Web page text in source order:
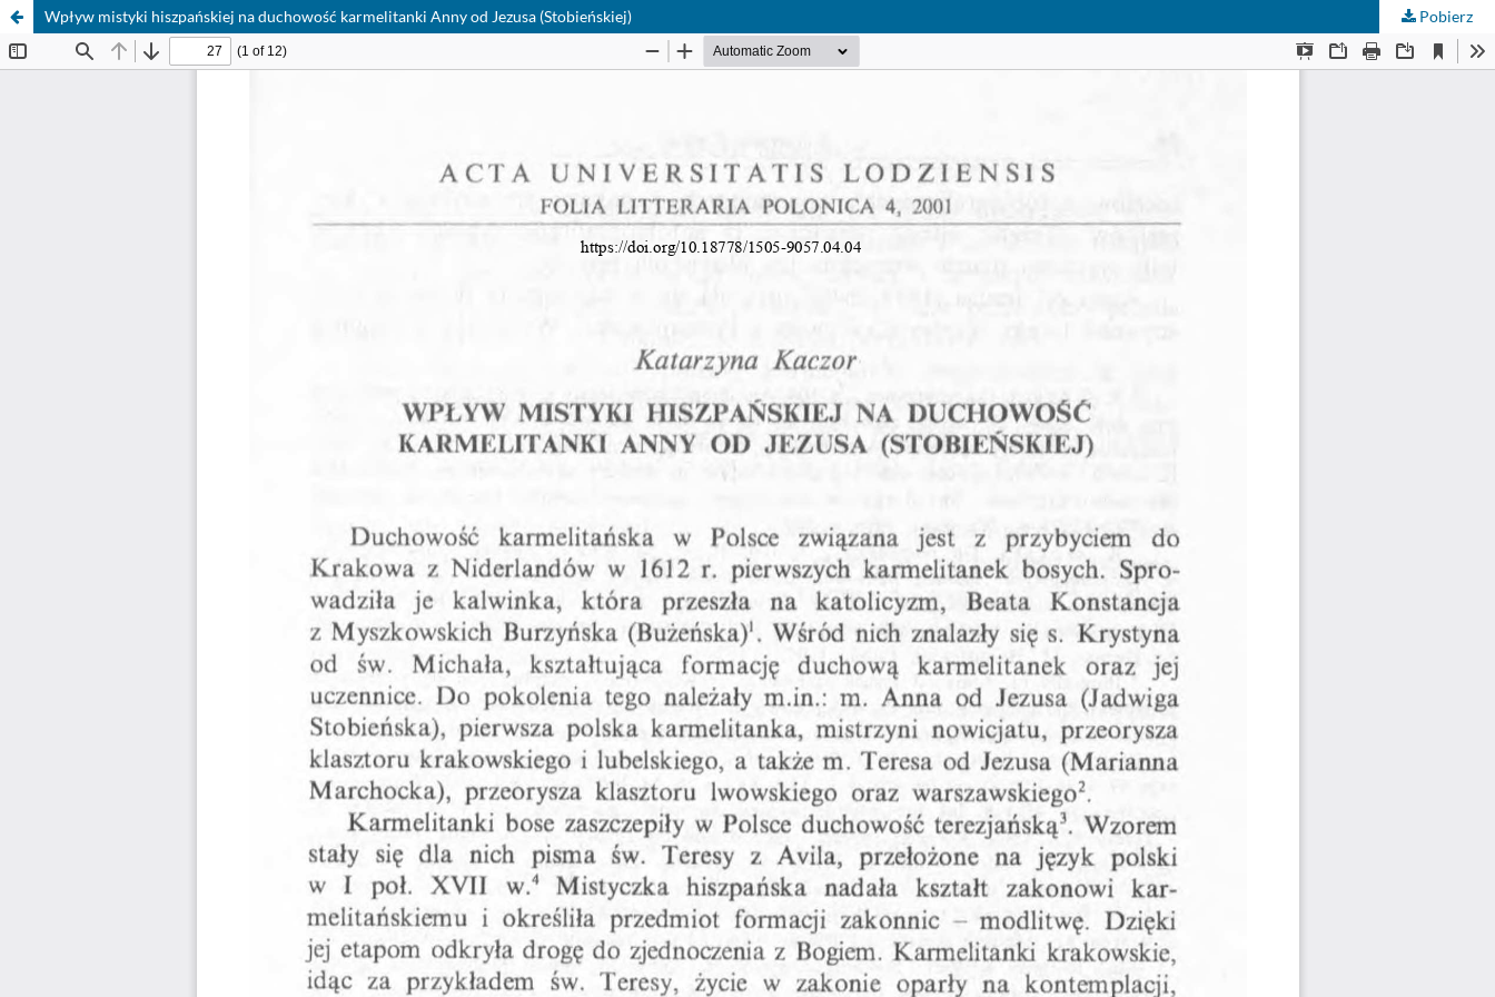
Wpływ mistyki hiszpańskiej na duchowość karmelitanki Anny od Jezusa (Stobieńskiej) Pobierz